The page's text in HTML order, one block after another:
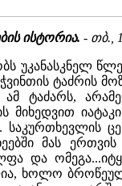
ისტორია. - თბ.,
უკანასკნელ
ტაძრის
ტაძარს,
მიხედვით
მას
და
ხოლო